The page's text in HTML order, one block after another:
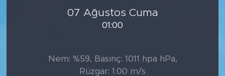
07 Ağustos Cuma
01:00
Nem: %59, Basınç: 1011 hpa hPa,
Rüzgar: 1.00 m/s